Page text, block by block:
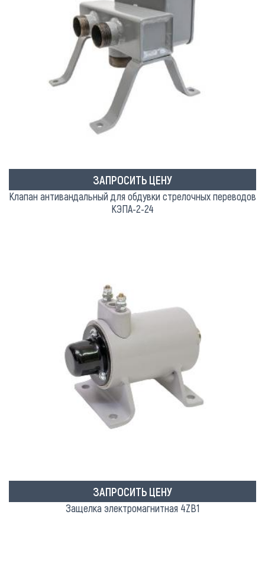
ЗАПРОСИТЬ ЦЕНУ
Клапан антивандальный для обдувки стрелочных переводов
КЭПА-2-24
ЗАПРОСИТЬ ЦЕНУ
Защелка электромагнитная 4ZB1